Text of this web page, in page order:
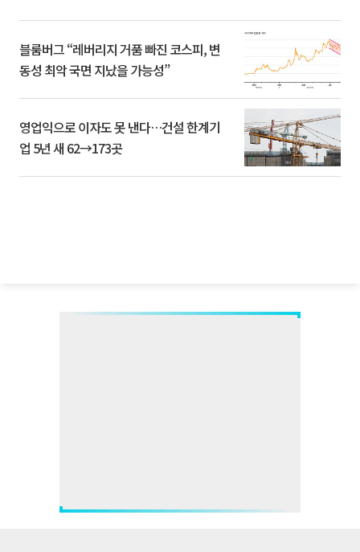
블룸버그 “레버리지 거품 빠진 코스피, 변
동성 최악 국면 지났을 가능성”
영업익으로 이자도 못 낸다…건설 한계기
업 5년 새 62→173곳